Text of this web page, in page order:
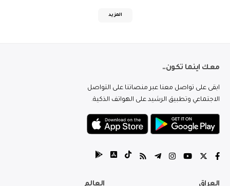
المزيد
معك اينما تكون..
ابقى على تواصل معنا عبر منصاتنا على التواصل
الاجتماعي وتطبيق الرشيد على الهواتف الذكية.